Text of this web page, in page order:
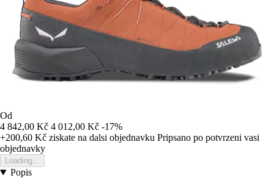
Od
4 842,00 Kč 4 012,00 Kč -17%
+200,60 Kč ziskate na dalsi objednavku Pripsano po potvrzeni vasi
objednavky
Loading...
Popis